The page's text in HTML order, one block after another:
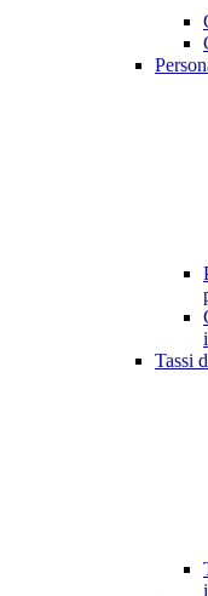
Tassi